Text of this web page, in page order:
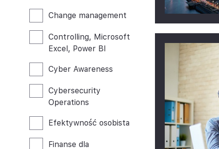
Change management
Controlling, Microsoft
Excel, Power BI
Cyber Awareness
Cybersecurity
Operations
Efektywność osobista
Finanse dla